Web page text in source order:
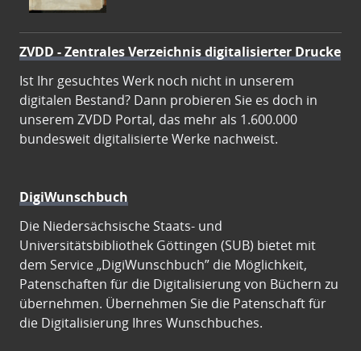
ZVDD - Zentrales Verzeichnis digitalisierter Drucke
Ist Ihr gesuchtes Werk noch nicht in unserem
digitalen Bestand? Dann probieren Sie es doch in
unserem ZVDD Portal, das mehr als 1.600.000
bundesweit digitalisierte Werke nachweist.
DigiWunschbuch
Die Niedersächsische Staats- und
Universitätsbibliothek Göttingen (SUB) bietet mit
dem Service „DigiWunschbuch” die Möglichkeit,
Patenschaften für die Digitalisierung von Büchern zu
übernehmen. Übernehmen Sie die Patenschaft für
die Digitalisierung Ihres Wunschbuches.